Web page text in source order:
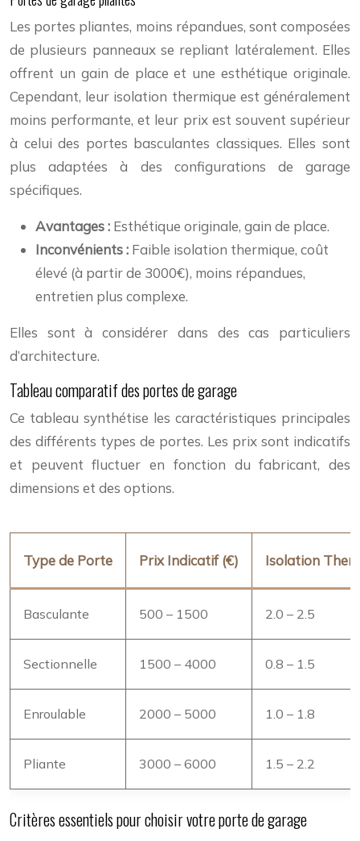
Les portes pliantes, moins répandues, sont composées
de plusieurs panneaux se repliant latéralement. Elles
offrent un gain de place et une esthétique originale.
Cependant, leur isolation thermique est généralement
moins performante, et leur prix est souvent supérieur
à celui des portes basculantes classiques. Elles sont
plus adaptées à des configurations de garage
spécifiques.
Avantages : Esthétique originale, gain de place.
Inconvénients : Faible isolation thermique, coût
élevé (à partir de 3000€), moins répandues,
entretien plus complexe.
Elles sont à considérer dans des cas particuliers
d’architecture.
Tableau comparatif des portes de garage
Ce tableau synthétise les caractéristiques principales
des différents types de portes. Les prix sont indicatifs
et peuvent fluctuer en fonction du fabricant, des
dimensions et des options.
Type de Porte Prix Indicatif (€) Isolation
Basculante 500 – 1500 2.0 – 2.5
Sectionnelle 1500 – 4000 0.8 – 1.5
Enroulable 2000 – 5000 1.0 – 1.8
Pliante 3000 – 6000 1.5 – 2.2
Critères essentiels pour choisir votre porte de garage